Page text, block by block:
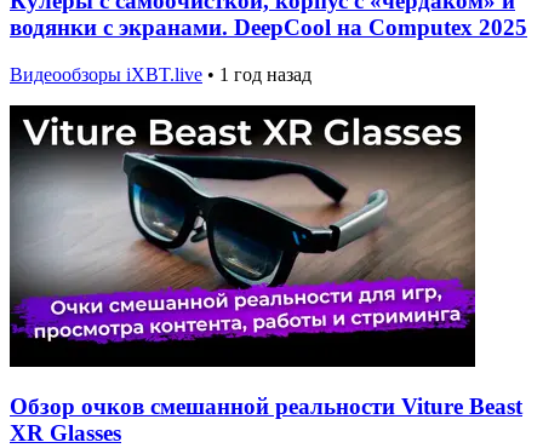
водянки с экранами. DeepCool на Computex 2025
Видеообзоры iXBT.live • 1 год назад
Обзор очков смешанной реальности Viture Beast
XR Glasses